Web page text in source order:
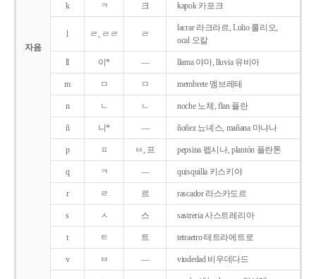
자음
k ㅋ 크 kapok 카포크
l ㄹ, ㄹㄹ ㄹ
lacrar 라크라르, Lulio 룰리오,
ocal 오칼
ll 이* ― llama 야마, lluvia 유비아
m ㅁ ㅁ membrete 멤브레테
n ㄴ ㄴ noche 노체, flan 플란
ñ 니* ― ñoñez 뇨녜스, mañana 마냐나
p ㅍ ㅂ, 프 pepsina 펩시나, plantón 플란톤
q ㅋ ― quisquilla 키스키야
r ㄹ 르 rascador 라스카도르
s ㅅ 스 sastreria 사스트레리아
t ㅌ 트 tetraetro 테트라에트로
v ㅂ ― viudedad 비우데다드